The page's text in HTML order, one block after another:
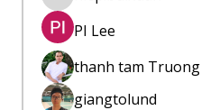
hiep.buixuan
PI Lee
thanh tam Truong
giangtolund